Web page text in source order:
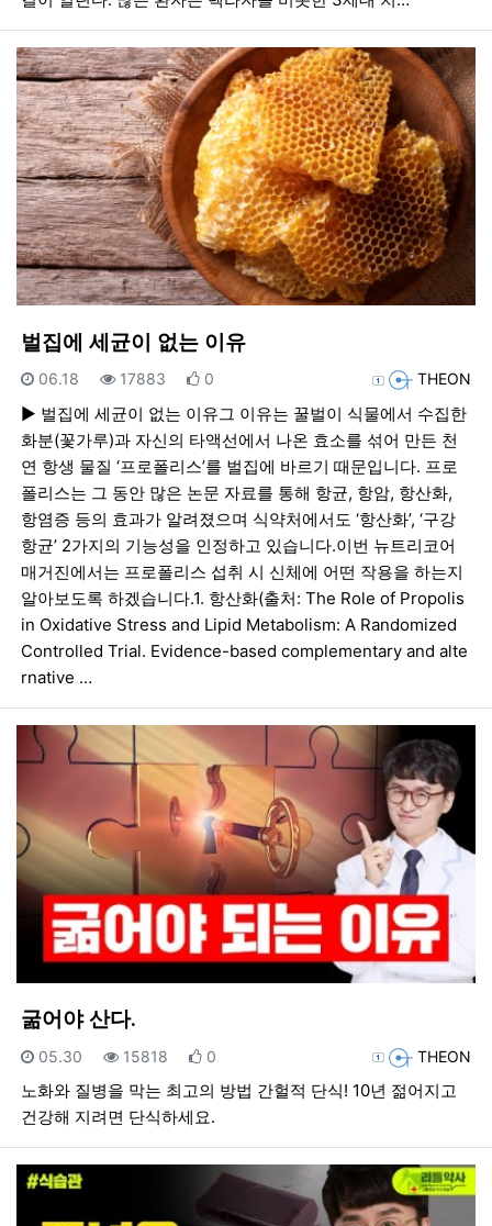
벌집에 세균이 없는 이유
등록자THEON
등록일
06.18 조회
17883 추천
0
► 벌집에 세균이 없는 이유그 이유는 꿀벌이 식물에서 수집한
화분(꽃가루)과 자신의 타액선에서 나온 효소를 섞어 만든 천
연 항생 물질 ‘프로폴리스’를 벌집에 바르기 때문입니다. 프로
폴리스는 그 동안 많은 논문 자료를 통해 항균, 항암, 항산화,
항염증 등의 효과가 알려졌으며 식약처에서도 ‘항산화’, ‘구강
항균’ 2가지의 기능성을 인정하고 있습니다.이번 뉴트리코어
매거진에서는 프로폴리스 섭취 시 신체에 어떤 작용을 하는지
알아보도록 하겠습니다.1. 항산화(출처: The Role of Propolis
in Oxidative Stress and Lipid Metabolism: A Randomized
Controlled Trial. Evidence-based complementary and alte
rnative …
굶어야 산다.
등록자THEON
등록일
05.30 조회
15818 추천
0
노화와 질병을 막는 최고의 방법 간헐적 단식! 10년 젊어지고
건강해 지려면 단식하세요.